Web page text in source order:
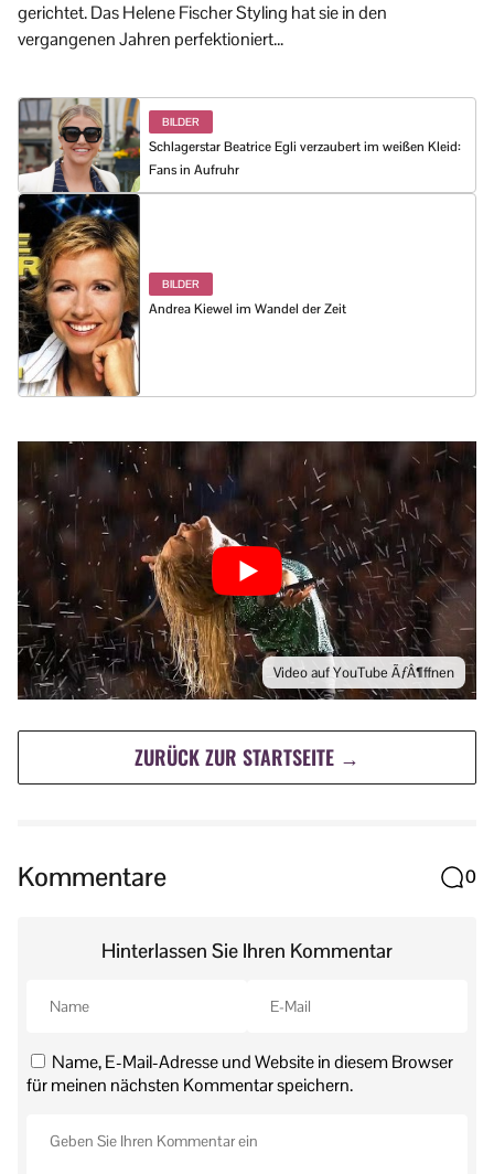
gerichtet. Das Helene Fischer Styling hat sie in den
vergangenen Jahren perfektioniert…
BILDER
Schlagerstar Beatrice Egli verzaubert im weißen Kleid:
Fans in Aufruhr
BILDER
Andrea Kiewel im Wandel der Zeit
Video auf YouTube ÃƒÂ¶ffnen
ZURÜCK ZUR STARTSEITE →
Kommentare 0
Hinterlassen Sie Ihren Kommentar
Name, E-Mail-Adresse und Website in diesem Browser
für meinen nächsten Kommentar speichern.